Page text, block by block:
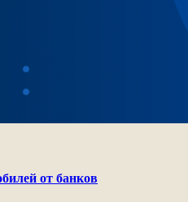
от банков